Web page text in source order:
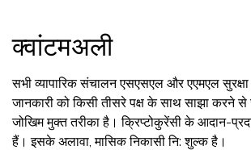
क्वांटमअली
सभी व्यापारिक संचालन एसएसएल और एएमएल सुरक्षा
जानकारी को किसी तीसरे पक्ष के साथ साझा करने
जोखिम मुक्त तरीका है। क्रिप्टोकुरेंसी के आदान-
हैं। इसके अलावा, मासिक निकासी नि: शुल्क है।